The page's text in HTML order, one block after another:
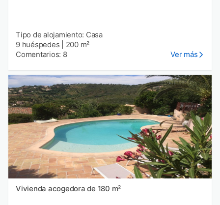
Tipo de alojamiento: Casa
9 huéspedes
200 m²
Comentarios: 8
Ver más
Vivienda acogedora de 180 m²